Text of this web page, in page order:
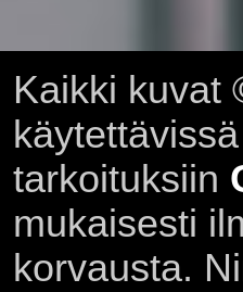
Kaikki kuvat
tarkoituksiin
mukaisesti
korvausta.